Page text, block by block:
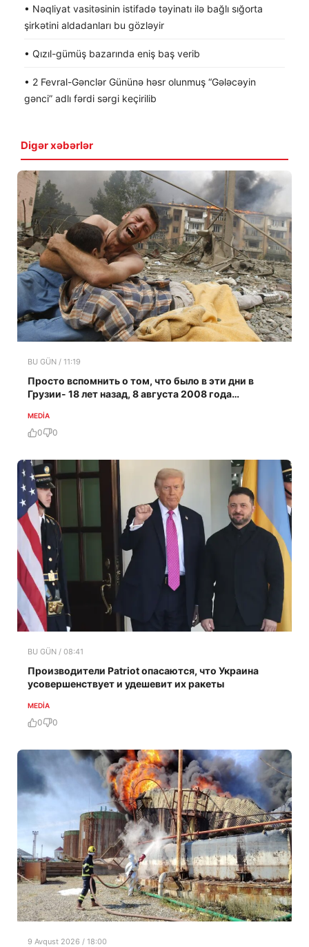
• Nəqliyat vasitəsinin istifadə təyinatı ilə bağlı sığorta
şirkətini aldadanları bu gözləyir
• Qızıl-gümüş bazarında eniş baş verib
• 2 Fevral-Gənclər Gününə həsr olunmuş “Gələcəyin
gənci” adlı fərdi sərgi keçirilib
Digər xəbərlər
BU GÜN / 11:19
Просто вспомнить о том, что было в эти дни в
Грузии- 18 лет назад, 8 августа 2008 года…
MEDİA
0 0
BU GÜN / 08:41
Производители Patriot опасаются, что Украина
усовершенствует и удешевит их ракеты
MEDİA
0 0
9 Avqust 2026 / 18:00